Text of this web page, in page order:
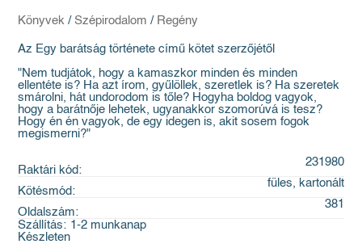
Könyvek / Szépirodalom / Regény
Az Egy barátság története című kötet szerzőjétől
"Nem tudjátok, hogy a kamaszkor minden és minden
ellentéte is? Ha azt írom, gyűlöllek, szeretlek is? Ha szeretek
smárolni, hát undorodom is tőle? Hogyha boldog vagyok,
hogy a barátnője lehetek, ugyanakkor szomorúvá is tesz?
Hogy én én vagyok, de egy idegen is, akit sosem fogok
megismerni?"
Raktári kód:
231980
Kötésmód:
füles, kartonált
Oldalszám:
381
Szállítás: 1-2 munkanap
Készleten